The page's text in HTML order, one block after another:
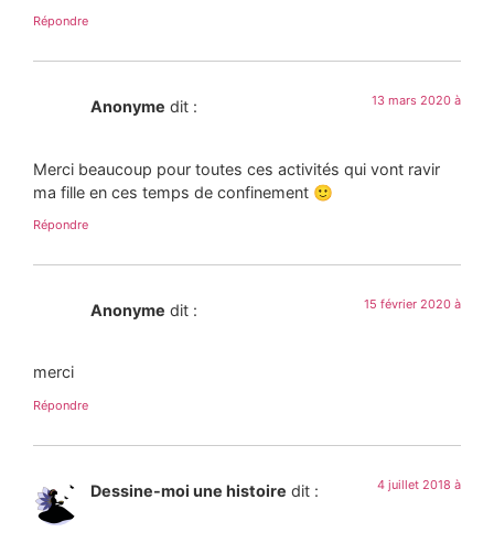
Répondre
Anonyme dit : 13 mars 2020 à
Merci beaucoup pour toutes ces activités qui vont ravir
ma fille en ces temps de confinement 🙂
Répondre
Anonyme dit : 15 février 2020 à
merci
Répondre
Dessine-moi une histoire dit : 4 juillet 2018 à